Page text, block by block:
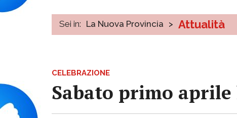
Sei in: La Nuova Provincia > Attualità
CELEBRAZIONE
Sabato primo aprile